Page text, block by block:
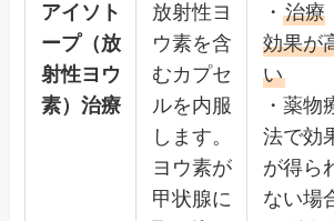
アイソト
ープ（放
射性ヨウ
素）治療
放射性ヨ
ウ素を含
むカプセ
ルを内服
します。
ヨウ素が
甲状腺に
・ 治療
効果が
い
・薬物
法で効
が得ら
ない場